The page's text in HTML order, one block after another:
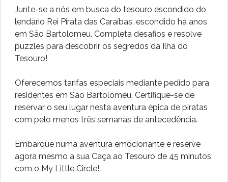
Junte-se a nós em busca do tesouro escondido do
lendário Rei Pirata das Caraíbas, escondido há anos
em São Bartolomeu. Completa desafios e resolve
puzzles para descobrir os segredos da Ilha do
Tesouro!
Oferecemos tarifas especiais mediante pedido para
residentes em São Bartolomeu. Certifique-se de
reservar o seu lugar nesta aventura épica de piratas
com pelo menos três semanas de antecedência.
Embarque numa aventura emocionante e reserve
agora mesmo a sua Caça ao Tesouro de 45 minutos
com o My Little Circle!